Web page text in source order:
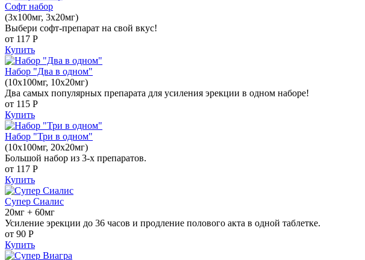
Софт набор
(3x100мг, 3x20мг)
Выбери софт-препарат на свой вкус!
от 117 Р
Купить
Набор "Два в одном"
(10x100мг, 10x20мг)
Два самых популярных препарата для усиления эрекции в одном наборе!
от 115 Р
Купить
Набор "Три в одном"
(10x100мг, 20x20мг)
Большой набор из 3-х препаратов.
от 117 Р
Купить
Супер Сиалис
20мг + 60мг
Усиление эрекции до 36 часов и продление полового акта в одной таблетке.
от 90 Р
Купить